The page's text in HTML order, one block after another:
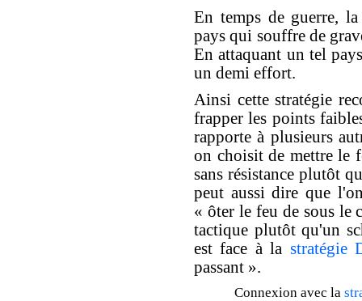
En temps de guerre,
pays qui souffre de
En attaquant un tel
un demi effort.
Ainsi cette stratégie
frapper les points
rapporte à plusieurs
on choisit de mettre le
sans résistance plutôt
peut aussi dire que
« ôter le feu de sous le
tactique plutôt qu'un
est face à la stratégie
passant ».
Connexion avec la